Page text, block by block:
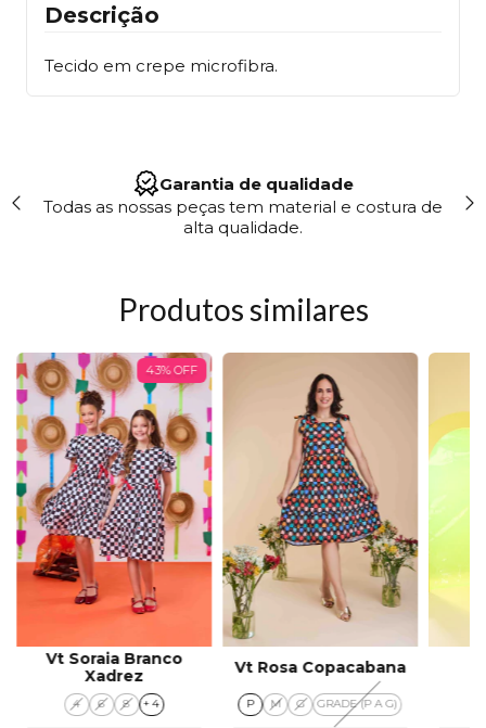
Descrição
Tecido em crepe microfibra.
Site 100% Seguro
"Trabalhamos em conformidade com a LGPD,
garantindo segurança e transparência no uso dos
Produtos similares
43%OFF
Vt Soraia Branco
Xadrez
4 6 8 + 4
Vt Rosa Copacabana
P M G GRADE (P A G)